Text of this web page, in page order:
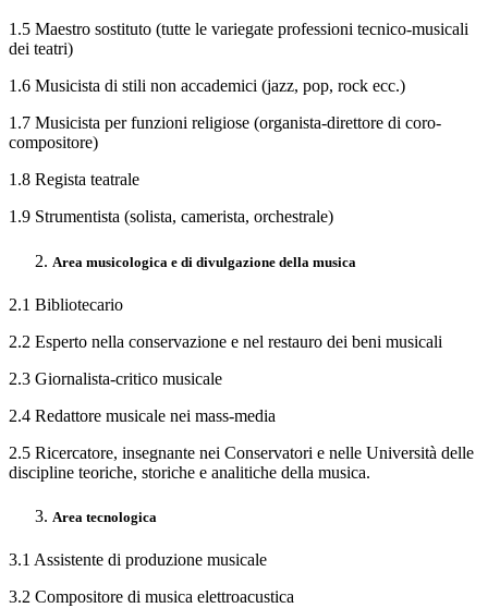
1.5 Maestro sostituto (tutte le variegate professioni tecnico-musicali
dei teatri)
1.6 Musicista di stili non accademici (jazz, pop, rock ecc.)
1.7 Musicista per funzioni religiose (organista-direttore di coro-
compositore)
1.8 Regista teatrale
1.9 Strumentista (solista, camerista, orchestrale)
Area musicologica e di divulgazione della musica
2.1 Bibliotecario
2.2 Esperto nella conservazione e nel restauro dei beni musicali
2.3 Giornalista-critico musicale
2.4 Redattore musicale nei mass-media
2.5 Ricercatore, insegnante nei Conservatori e nelle Università delle
discipline teoriche, storiche e analitiche della musica.
Area tecnologica
3.1 Assistente di produzione musicale
3.2 Compositore di musica elettroacustica